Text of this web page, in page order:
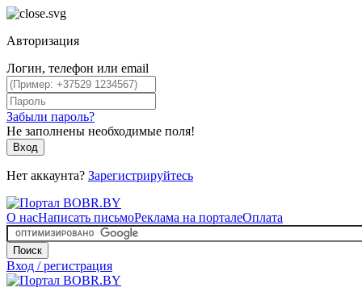
Авторизация
Логин, телефон или email
Забыли пароль?
Не заполнены необходимые поля!
Вход
Нет аккаунта? Зарегистрируйтесь
О насНаписать письмоРеклама на порталеОплата
Поиск
Вход / регистрация